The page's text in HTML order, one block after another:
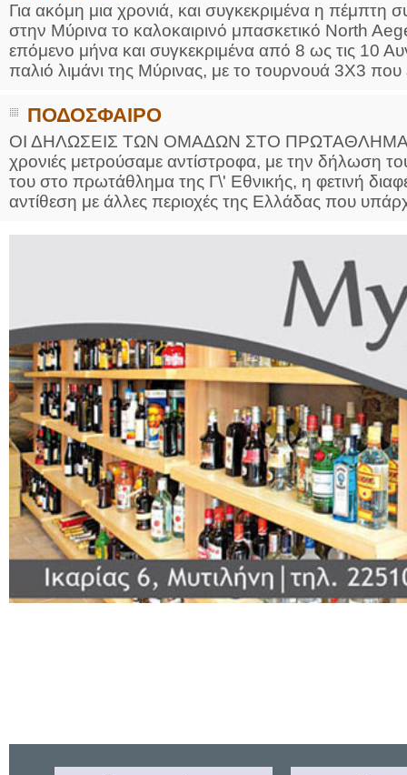
Για ακόμη μια χρονιά, και συγκεκριμένα η πέμπτη
στην Μύρινα το καλοκαιρινό μπασκετικό North
επόμενο μήνα και συγκεκριμένα από 8 ως τις 10
παλιό λιμάνι της Μύρινας, με το τουρνουά 3Χ3 που
ΠΟΔΟΣΦΑΙΡΟ
ΟΙ ΔΗΛΩΣΕΙΣ ΤΩΝ ΟΜΑΔΩΝ ΣΤΟ
χρονιές μετρούσαμε αντίστροφα, με την δήλωση
του στο πρωτάθλημα της Γ\' Εθνικής, η φετινή
αντίθεση με άλλες περιοχές της Ελλάδας που